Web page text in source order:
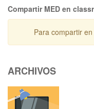
Compartir MED en
Para compartir
ARCHIVOS